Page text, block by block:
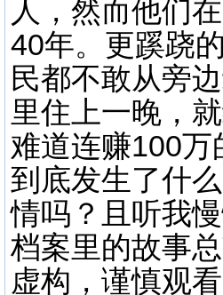
人，然而他们
40年。更蹊跷
民都不敢从旁
里住上一晚，
难道连赚100
到底发生了什
情吗？且听我
档案里的故事
虚构，谨慎观看